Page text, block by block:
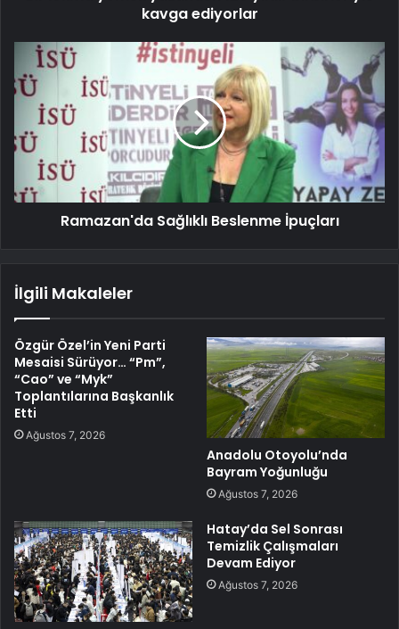
kavga ediyorlar
Ramazan'da Sağlıklı Beslenme İpuçları
İlgili Makaleler
Özgür Özel’in Yeni Parti
Mesaisi Sürüyor… “Pm”,
“Cao” ve “Myk”
Toplantılarına Başkanlık
Etti
Ağustos 7, 2026
Anadolu Otoyolu’nda
Bayram Yoğunluğu
Ağustos 7, 2026
Hatay’da Sel Sonrası
Temizlik Çalışmaları
Devam Ediyor
Ağustos 7, 2026